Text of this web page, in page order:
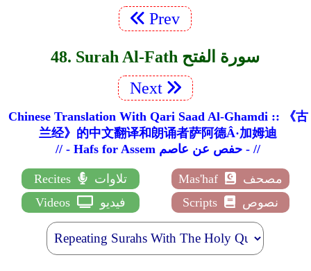
Prev
48. Surah Al-Fath سورة الفتح
Next
Chinese Translation With Qari Saad Al-Ghamdi :: 《古
兰经》的中文翻译和朗诵者萨阿德Â·加姆迪
// - Hafs for Assem حفص عن عاصم - //
Recites تلاوات Mas'haf
مصحف
Videos
فيديو Scripts نصوص